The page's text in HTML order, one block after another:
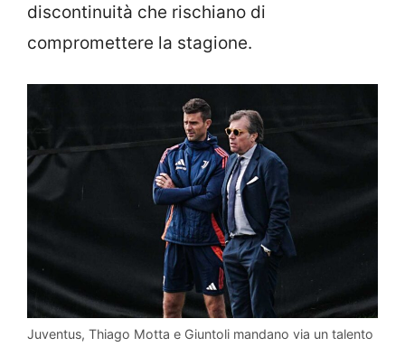
discontinuità che rischiano di
compromettere la stagione.
Juventus, Thiago Motta e Giuntoli mandano via un talento